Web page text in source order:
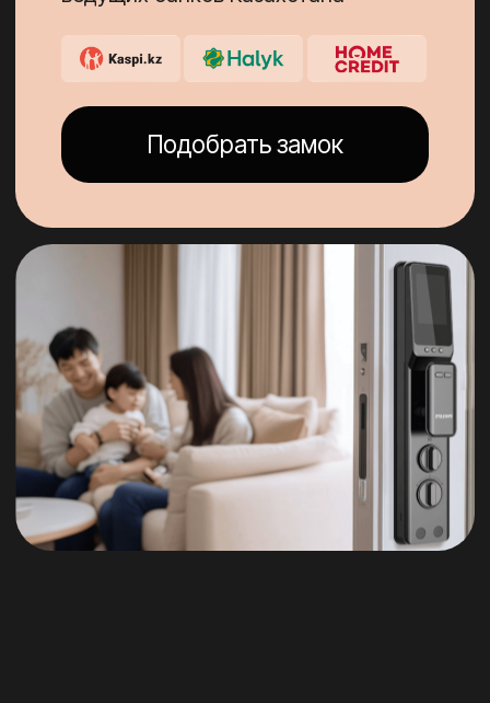
Хотите наглядно
посмотреть и
выбрать замок?
Смотреть адрес в 2ГИС